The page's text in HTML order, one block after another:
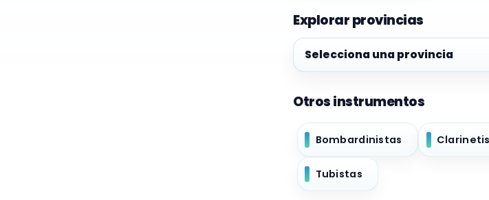
Explorar provincias
Explorar provincias
Otros instrumentos
Bombardinistas
Tubistas